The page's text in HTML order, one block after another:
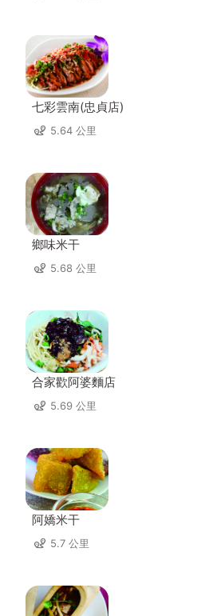
七彩雲南(忠貞店)
5.64 公里
鄉味米干
5.68 公里
合家歡阿婆麵店
5.69 公里
阿嬌米干
5.7 公里